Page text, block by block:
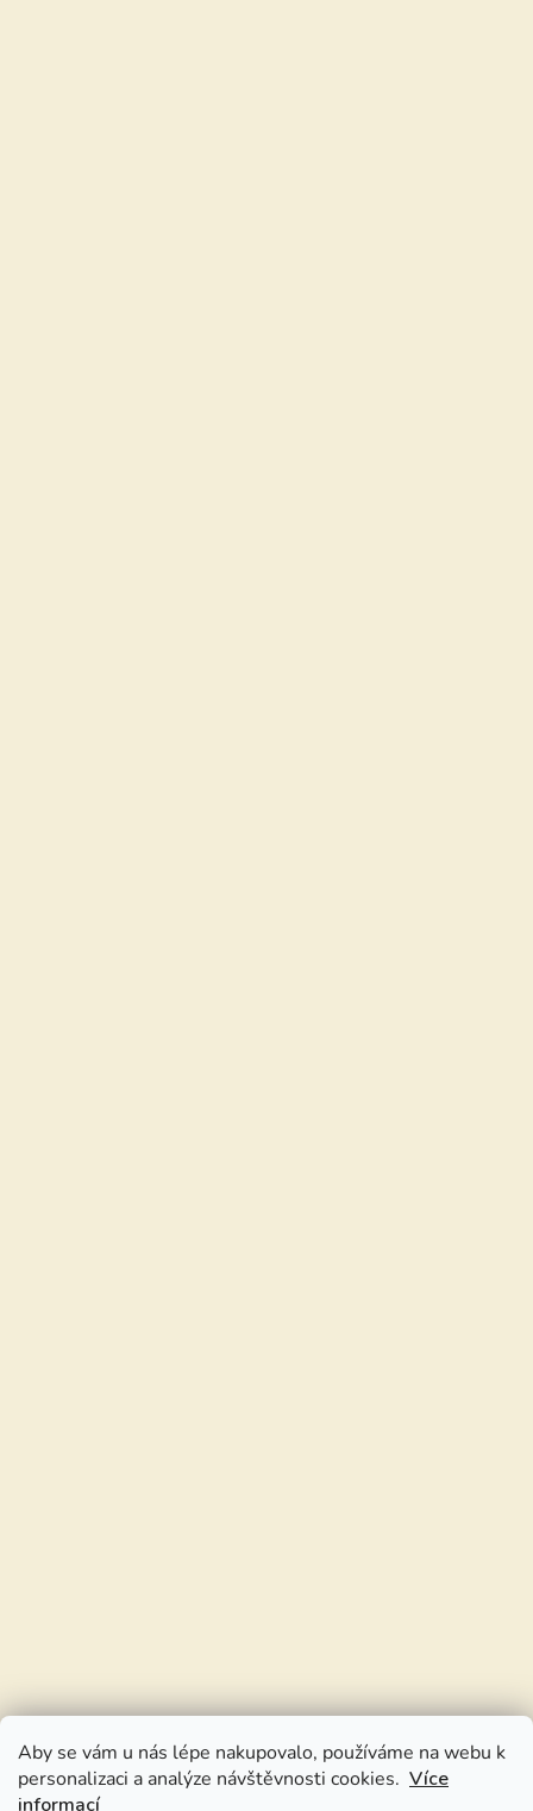
Aby se vám u nás lépe nakupovalo, používáme na webu k
personalizaci a analýze návštěvnosti cookies. Více
informací